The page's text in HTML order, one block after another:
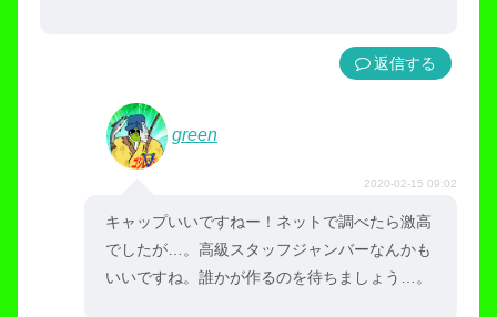
返信
green
2020-02-15 09:02
キャップいいですねー！ネットで調べたら激高
でしたが…。高級スタッフジャンバーなんかも
いいですね。誰かが作るのを待ちましょう…。